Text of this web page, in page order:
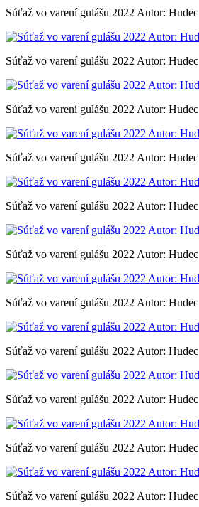
Súťaž vo varení gulášu 2022 Autor: Hudec
Súťaž vo varení gulášu 2022 Autor: Hudec
Súťaž vo varení gulášu 2022 Autor: Hudec
Súťaž vo varení gulášu 2022 Autor: Hudec
Súťaž vo varení gulášu 2022 Autor: Hudec
Súťaž vo varení gulášu 2022 Autor: Hudec
Súťaž vo varení gulášu 2022 Autor: Hudec
Súťaž vo varení gulášu 2022 Autor: Hudec
Súťaž vo varení gulášu 2022 Autor: Hudec
Súťaž vo varení gulášu 2022 Autor: Hudec
Súťaž vo varení gulášu 2022 Autor: Hudec